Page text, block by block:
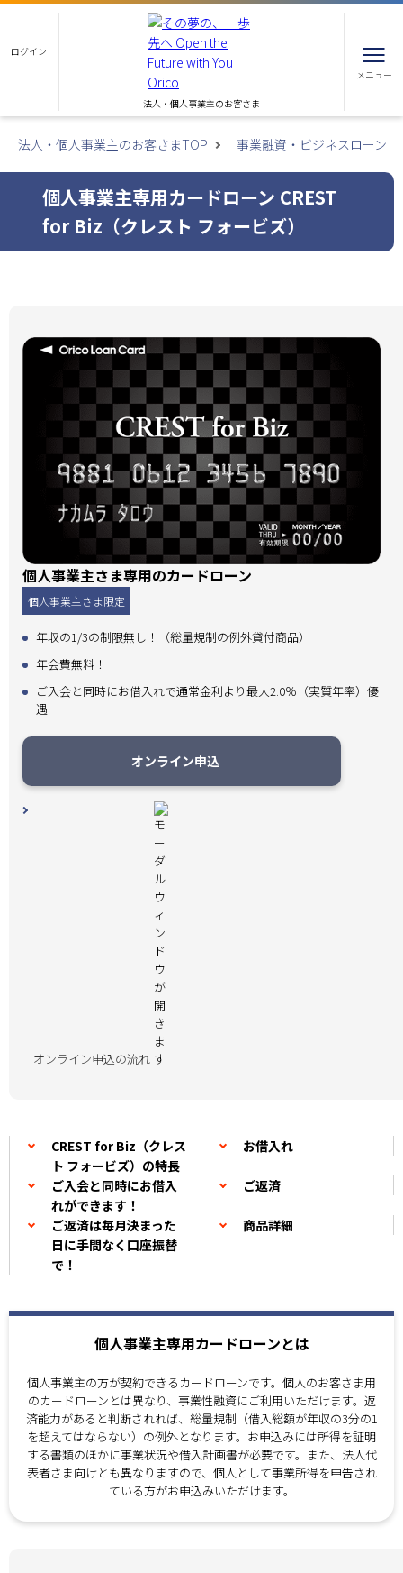
ログイン
法人・個人事業主のお客さま
メニュー
法人・個人事業主のお客さまTOP 事業融資・ビジネスローン
個人事業主専用カードローン CREST
for Biz（クレスト フォービズ）
個人事業主さま専用のカードローン
個人事業主さま限定
年収の1/3の制限無し！（総量規制の例外貸付商品）
年会費無料！
ご入会と同時にお借入れで通常金利より最大2.0％（実質年率）優
遇
オンライン申込
オンライン申込の流れ
CREST for Biz（クレス
ト フォービズ）の特長
お借入れ
ご入会と同時にお借入
れができます！
ご返済
ご返済は毎月決まった
日に手間なく口座振替
で！
商品詳細
個人事業主専用カードローンとは
個人事業主の方が契約できるカードローンです。個人のお客さま用
のカードローンとは異なり、事業性融資にご利用いただけます。返
済能力があると判断されれば、総量規制（借入総額が年収の3分の1
を超えてはならない）の例外となります。お申込みには所得を証明
する書類のほかに事業状況や借入計画書が必要です。また、法人代
表者さま向けとも異なりますので、個人として事業所得を申告され
ている方がお申込みいただけます。